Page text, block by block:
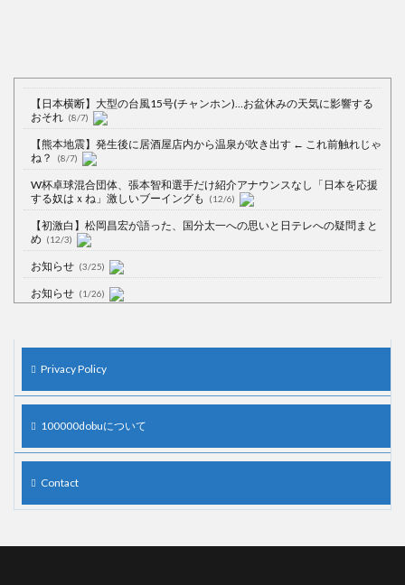
【日本横断】大型の台風15号(チャンホン)…お盆休みの天気に影響する
おそれ (8/7)
【熊本地震】発生後に居酒屋店内から温泉が吹き出す ← これ前触れじゃ
ね？
(8/7)
W杯卓球混合団体、張本智和選手だけ紹介アナウンスなし「日本を応援
する奴はｘね」激しいブーイングも
(12/6)
【初激白】松岡昌宏が語った、国分太一への思いと日テレへの疑問まと
め (12/3)
お知らせ (3/25)
お知らせ (1/26)
(7/13)
Privacy Policy
100000dobuについて
Contact